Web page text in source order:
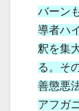
バーン
導者ハ
釈を集
る。そ
善懲悪
アフガ